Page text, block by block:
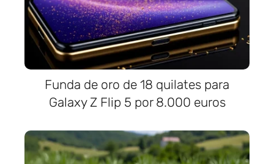
Funda de oro de 18 quilates para
Galaxy Z Flip 5 por 8.000 euros